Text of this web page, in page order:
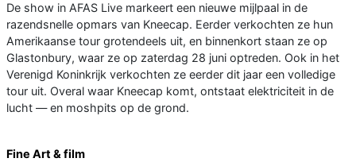
De show in AFAS Live markeert een nieuwe mijlpaal in de
razendsnelle opmars van Kneecap. Eerder verkochten ze hun
Amerikaanse tour grotendeels uit, en binnenkort staan ze op
Glastonbury, waar ze op zaterdag 28 juni optreden. Ook in het
Verenigd Koninkrijk verkochten ze eerder dit jaar een volledige
tour uit. Overal waar Kneecap komt, ontstaat elektriciteit in de
lucht — en moshpits op de grond.
Fine Art & film